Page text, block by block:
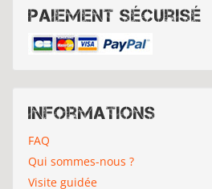
Paiement sécurisé
Informations
FAQ
Qui sommes-nous ?
Visite guidée